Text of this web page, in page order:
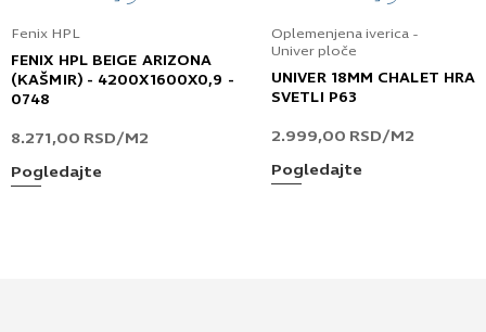
Fenix HPL
FENIX HPL BEIGE ARIZONA
(KAŠMIR) - 4200X1600X0,9 -
0748
8.271,00 RSD/M2
Pogledajte
Oplemenjena iverica -
Univer ploče
UNIVER 18MM CHALET
SVETLI P63
2.999,00 RSD/M2
Pogledajte